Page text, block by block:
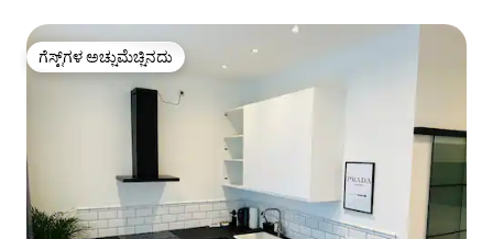
ಗೆಸ್ಟ್‌ಗಳ ಅಚ್ಚುಮೆಚ್ಚಿನದು
ಗೆಸ್ಟ್‌ಗಳ ಅಚ್ಚುಮೆಚ್ಚಿನದು